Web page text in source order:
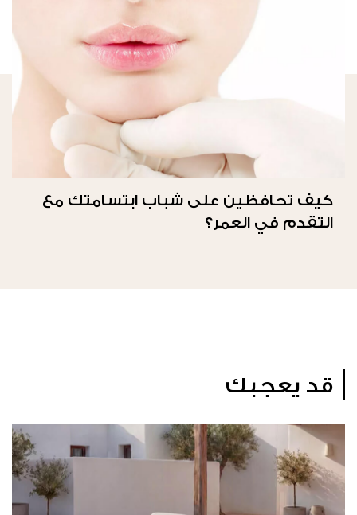
كيف تحافظين على شباب ابتسامتك مع
التقدم في العمر؟
قد يعجبك